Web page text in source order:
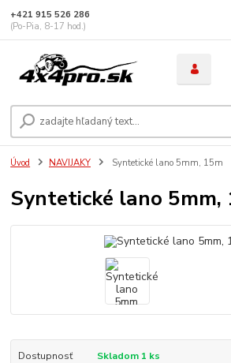
+421 915 526 286
(Po-Pia, 8-17 hod.)
Úvod NAVIJAKY Syntetické lano 5mm, 15m
Syntetické lano 5mm,
Dostupnosť Skladom 1 ks